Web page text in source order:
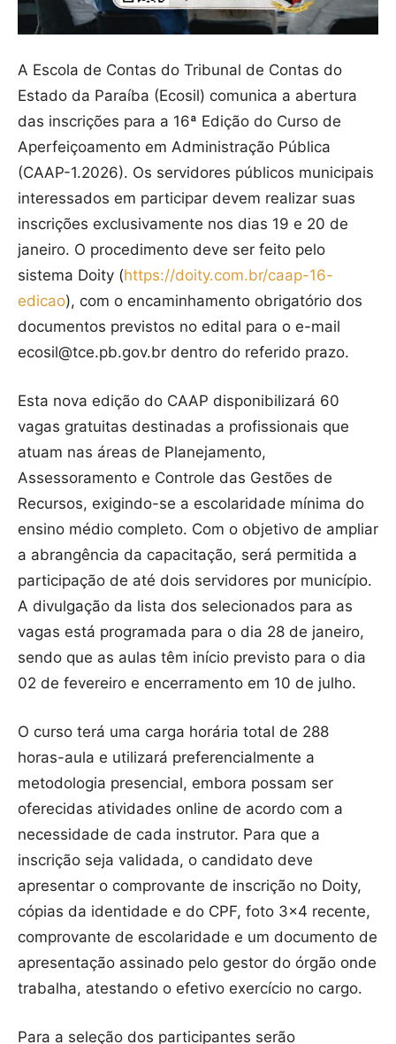
A Escola de Contas do Tribunal de Contas do
Estado da Paraíba (Ecosil) comunica a abertura
das inscrições para a 16ª Edição do Curso de
Aperfeiçoamento em Administração Pública
(CAAP-1.2026). Os servidores públicos municipais
interessados em participar devem realizar suas
inscrições exclusivamente nos dias 19 e 20 de
janeiro. O procedimento deve ser feito pelo
sistema Doity (https://doity.com.br/caap-16-
edicao), com o encaminhamento obrigatório dos
documentos previstos no edital para o e-mail
ecosil@tce.pb.gov.br dentro do referido prazo.
Esta nova edição do CAAP disponibilizará 60
vagas gratuitas destinadas a profissionais que
atuam nas áreas de Planejamento,
Assessoramento e Controle das Gestões de
Recursos, exigindo-se a escolaridade mínima do
ensino médio completo. Com o objetivo de ampliar
a abrangência da capacitação, será permitida a
participação de até dois servidores por município.
A divulgação da lista dos selecionados para as
vagas está programada para o dia 28 de janeiro,
sendo que as aulas têm início previsto para o dia
02 de fevereiro e encerramento em 10 de julho.
O curso terá uma carga horária total de 288
horas-aula e utilizará preferencialmente a
metodologia presencial, embora possam ser
oferecidas atividades online de acordo com a
necessidade de cada instrutor. Para que a
inscrição seja validada, o candidato deve
apresentar o comprovante de inscrição no Doity,
cópias da identidade e do CPF, foto 3×4 recente,
comprovante de escolaridade e um documento de
apresentação assinado pelo gestor do órgão onde
trabalha, atestando o efetivo exercício no cargo.
Para a seleção dos participantes serão